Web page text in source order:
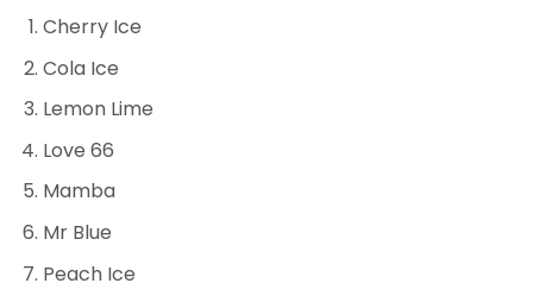
Cherry Ice
Cola Ice
Lemon Lime
Love 66
Mamba
Mr Blue
Peach Ice